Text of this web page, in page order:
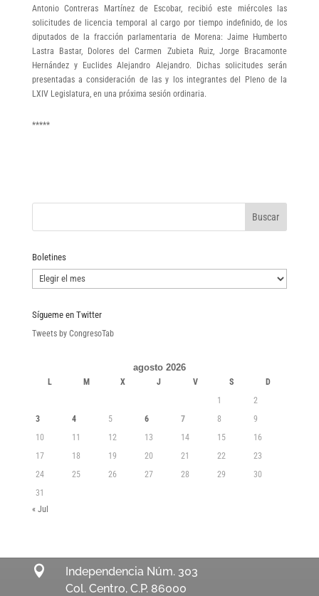
Antonio Contreras Martínez de Escobar, recibió este miércoles las
solicitudes de licencia temporal al cargo por tiempo indefinido, de los
diputados de la fracción parlamentaria de Morena: Jaime Humberto
Lastra Bastar, Dolores del Carmen Zubieta Ruiz, Jorge Bracamonte
Hernández y Euclides Alejandro Alejandro. Dichas solicitudes serán
presentadas a consideración de las y los integrantes del Pleno de la
LXIV Legislatura, en una próxima sesión ordinaria.
*****
Boletines
Boletines
Sígueme en Twitter
Tweets by CongresoTab
agosto 2026
L M X J V S
D
1
2
3
4 5 6 7 8
9
10
11 12 13 14 15
16
17
18 19 20 21 22
23
24
25 26 27 28 29
30
31
« Jul

Independencia Núm. 303
Col. Centro, C.P. 86000